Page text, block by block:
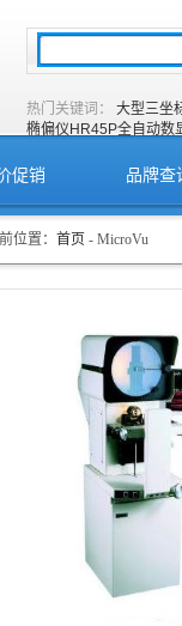
热门关键词：
大型三坐
椭偏仪 HR45P全自动数
促销 品牌查
位置： 首页 - MicroVu